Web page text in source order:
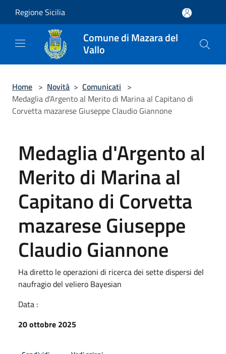
Regione Sicilia
Comune di Mazara del
Vallo
Home > Novità > Comunicati >
Medaglia d'Argento al Merito di Marina al Capitano di
Corvetta mazarese Giuseppe Claudio Giannone
Medaglia d'Argento al
Merito di Marina al
Capitano di Corvetta
mazarese Giuseppe
Claudio Giannone
Ha diretto le operazioni di ricerca dei sette dispersi del
naufragio del veliero Bayesian
Data :
20 ottobre 2025